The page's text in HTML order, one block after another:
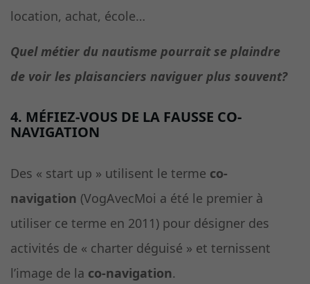
location, achat, école…
Quel métier du nautisme pourrait se plaindre
de voir les plaisanciers naviguer plus souvent?
4. MÉFIEZ-VOUS DE LA FAUSSE CO-
NAVIGATION
Des « start up » utilisent le terme co-
navigation (VogAvecMoi a été le premier à
utiliser ce terme en 2011) pour désigner des
activités de « charter déguisé » et ternissent
l’image de la co-navigation.